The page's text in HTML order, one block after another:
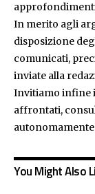
In merito agli
disposizione
comunicati,
inviate alla
Invitiamo infine
affrontati,
You Might Also